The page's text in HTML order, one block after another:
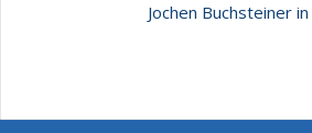
Jochen Buchsteiner